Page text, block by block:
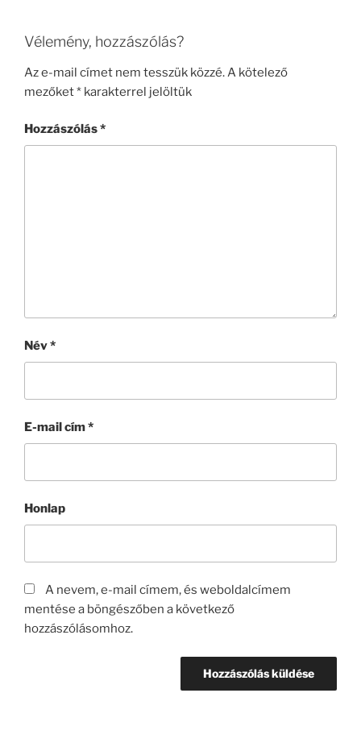
Vélemény, hozzászólás?
Az e-mail címet nem tesszük közzé. A kötelező
mezőket* karakterrel jelöltük
Hozzászólás*
Név*
E-mail cím*
Honlap
A nevem, e-mail címem, és weboldalcímem
mentése a böngészőben a következő
hozzászólásomhoz.